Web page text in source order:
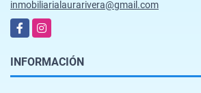
inmobiliarialaurarivera@gmail.com
FacebookInstagram
INFORMACIÓN